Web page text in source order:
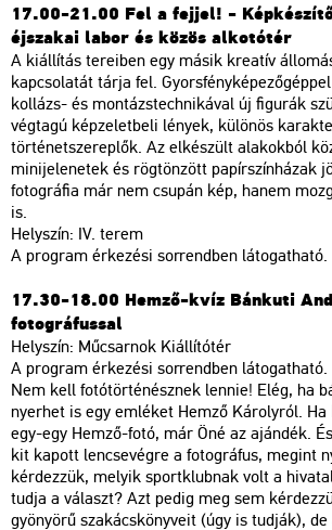
17.00-21.00 Fel a fejjel! -
éjszakai labor és közös alkotótér
A kiállítás tereiben egy másik kreatív
kapcsolatát tárja fel.
kollázs- és montázstechnikával új figurák
végtagú képzeletbeli lények, különös
történetszereplők. Az elkészült alakokból
minijelenetek és rögtönzött papírszínházak
fotográfia már nem csupán kép, hanem
is.
Helyszín: IV. terem
A program érkezési sorrendben látogatható.
17.30-18.00 Hemző-kvíz Bánkuti
fotográfussal
Helyszín: Műcsarnok Kiállítótér
A program érkezési sorrendben látogatható.
Nem kell fotótörténésznek lennie! Elég, ha
nyerhet is egy emléket Hemző Károlyról.
egy-egy Hemző-fotó, már Öné az ajándék.
kit kapott lencsevégre a fotográfus, megint
kérdezzük, melyik sportklubnak volt a
tudja a választ? Azt pedig meg sem
gyönyörű szakácskönyveit (úgy is tudják),